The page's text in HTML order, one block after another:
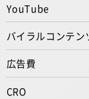
YouTube
バイラルコンテン
広告費
CRO